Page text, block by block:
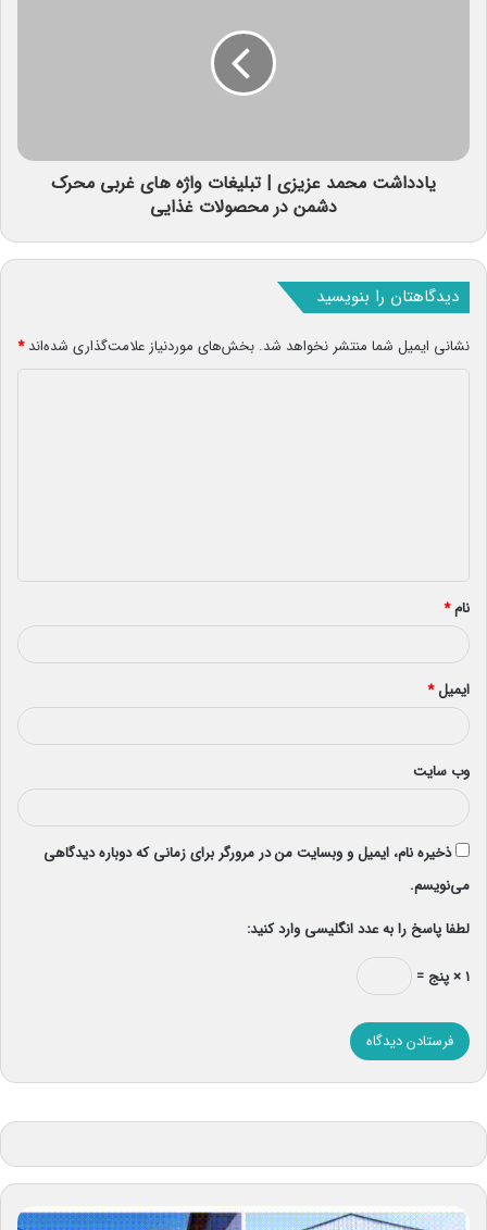
یادداشت محمد عزیزی | تبلیغات واژه های غربی محرک
دشمن در محصولات غذایی
دیدگاهتان را بنویسید
نشانی ایمیل شما منتشر نخواهد شد. بخش‌های موردنیاز علامت‌گذاری شده‌اند*
*
نام*
ایمیل*
وب‌ سایت
ذخیره نام، ایمیل و وبسایت من در مرورگر برای زمانی که دوباره دیدگاهی
می‌نویسم.
لطفا پاسخ را به عدد انگلیسی وارد کنید:
۱ × پنج =